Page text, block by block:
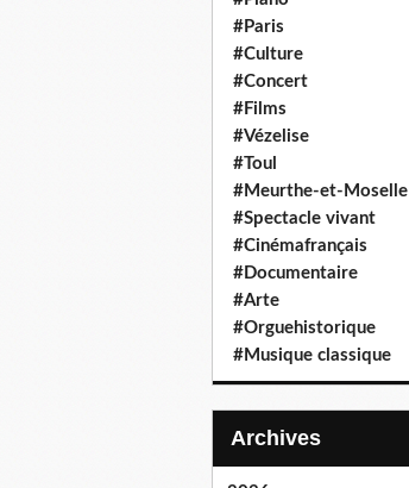
#Paris
#Culture
#Concert
#Films
#Vézelise
#Toul
#Meurthe-et-Moselle
#Spectacle vivant
#Cinémafrançais
#Documentaire
#Arte
#Orguehistorique
#Musique classique
Archives